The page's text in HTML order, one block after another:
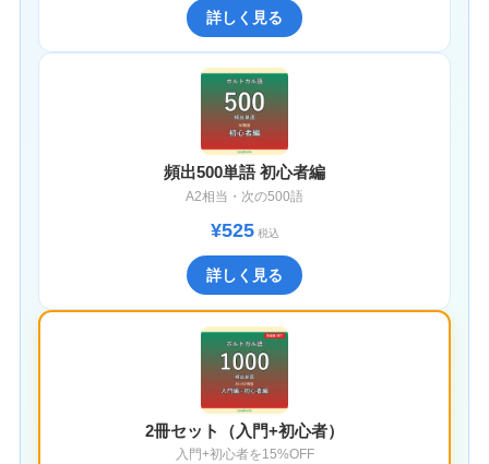
詳しく見る
頻出500単語 初心者編
A2相当・次の500語
¥525税込
詳しく見る
2冊セット（入門+初心者）
入門+初心者を15%OFF